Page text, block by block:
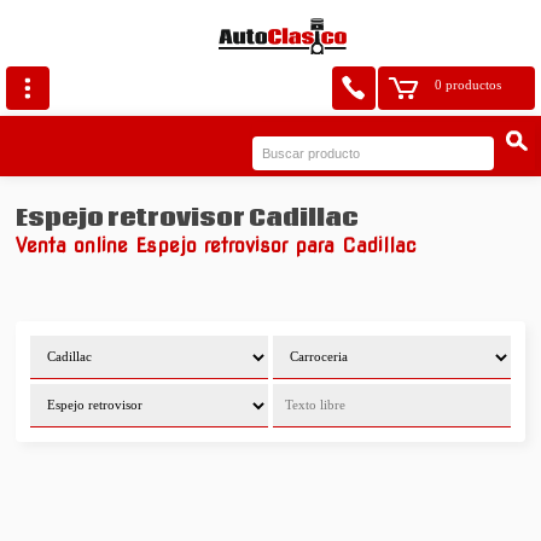
0 productos
Espejo retrovisor Cadillac
Venta online Espejo retrovisor para Cadillac